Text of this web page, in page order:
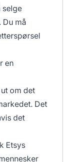
selge
må
en
om det
Det
det
Etsys